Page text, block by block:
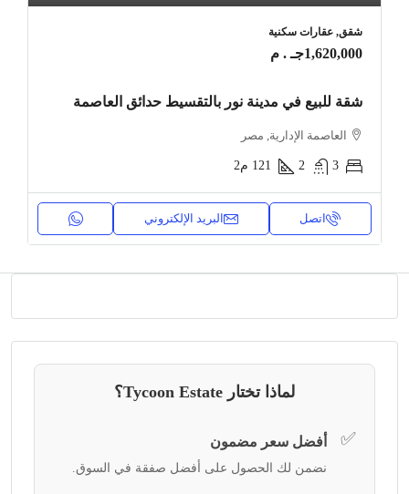
شقق, عقارات سكنية
1,620,000جـ . م
شقة للبيع في مدينة نور بالتقسيط حدائق العاصمة
العاصمة الإدارية, مصر
3
2
121 م2
اتصل البريد الإلكتروني
لماذا تختار Tycoon Estate؟
✅ أفضل سعر مضمون
نضمن لك الحصول على أفضل صفقة في السوق.